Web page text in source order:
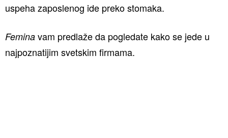
uspeha zaposlenog ide preko stomaka.
Femina vam predlaže da pogledate kako se jede u
najpoznatijim svetskim firmama.